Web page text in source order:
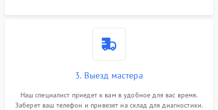
3. Выезд мастера
Наш специалист приедет к вам в удобное для вас время.
Заберет ваш телефон и привезет на склад для диагностики.